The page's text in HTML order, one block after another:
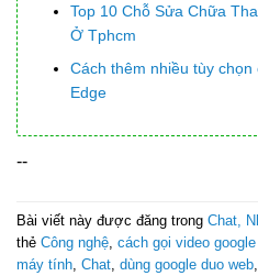
Top 10 Chỗ Sửa Chữa
Ở Tphcm
Cách thêm nhiều tùy
Edge
--
Bài viết này được đăng trong Chat,
thẻ Công nghệ cách gọi video
máy tính Chat dùng google duo web